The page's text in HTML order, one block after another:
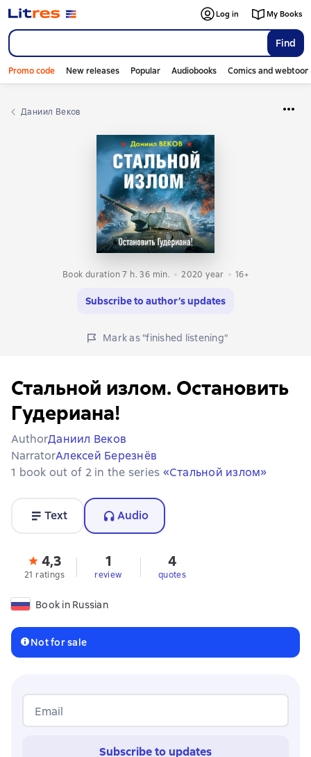
Find
Log in My Books
Promo code New releases Popular Audiobooks Comics and
Даниил Веков
Book duration 7 h. 36 min. 2020 year 16+
Subscribe to author’s updates
Mark as "finished listening"
Стальной излом. Остановить
Гудериана!
AuthorДаниил Веков
NarratorАлексей Березнёв
1 book out of 2 in the series «Стальной излом»
Text Audio
4,3
21 ratings
1
review
4
quotes
Book in Russian
Not for sale
Email
Subscribe to updates